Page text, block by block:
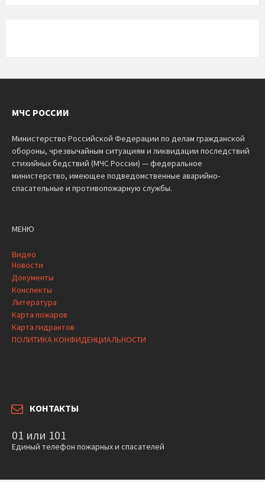
МЧС РОССИИ
Министерство Российской Федерации по делам гражданской
обороны, чрезвычайным ситуациям и ликвидации последствий
стихийных бедствий (МЧС России) — федеральное
министерство, имеющее подведомственные аварийно-
спасательные и противопожарную службы.
МЕНЮ
Видео
Новости
Документы
Конспекты
Литература
Карта пожаров
Карта гидрантов
ПОЛИТИКА КОНФИДЕНЦИАЛЬНОСТИ
КОНТАКТЫ
01 или 101
Единый телефон пожарных и спасателей